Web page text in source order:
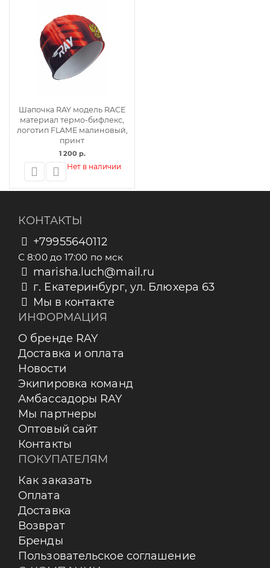
Шапочка RAY модель RACE
материал термо-бифлекс,
логотип FLAME малиновый,
принт
1 200 р.
Нет в наличии
КОНТАКТЫ
+79955640112
С 8:00 до 17:00 по мск
marisha.luch@mail.ru
г. Екатеринбург, ул. Блюхера 63
Мы в контакте
ИНФОРМАЦИЯ
О бренде RAY
Доставка и оплата
Новости
Экипировка команд
Амбассадоры RAY
Мы партнеры
Оптовый сайт
Контакты
ПОКУПАТЕЛЯМ
Как заказать
Оплата
Доставка
Возврат
Бренды
Пользовательское соглашение